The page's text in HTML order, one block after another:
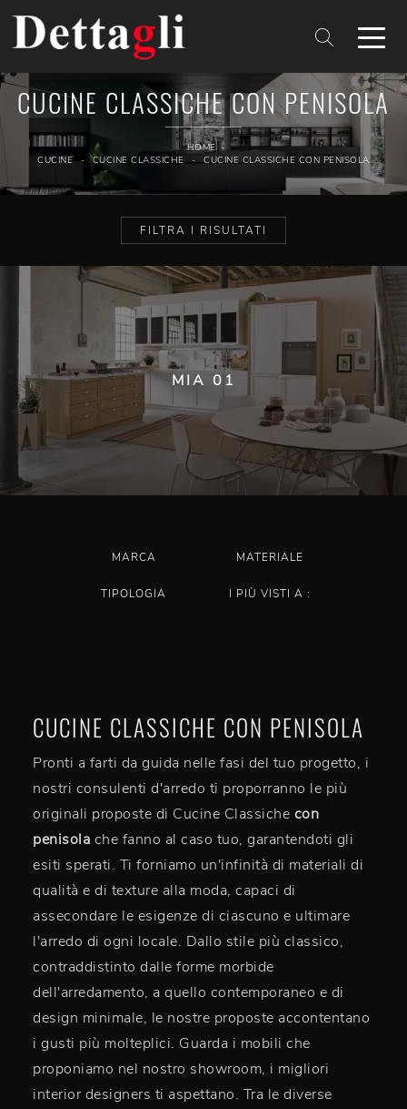
CUCINE CLASSICHE CON PENISOLA
HOME -
CUCINE
- CUCINE CLASSICHE - CUCINE CLASSICHE CON PENISOLA
FILTRA I RISULTATI
MIA 01
MARCA MATERIALE
TIPOLOGIA I PIÙ VISTI A :
CUCINE CLASSICHE CON PENISOLA
Pronti a farti da guida nelle fasi del tuo progetto, i
nostri consulenti d'arredo ti proporranno le più
originali proposte di Cucine Classiche con
penisola che fanno al caso tuo, garantendoti gli
esiti sperati. Ti forniamo un'infinità di materiali di
qualità e di texture alla moda, capaci di
assecondare le esigenze di ciascuno e ultimare
l'arredo di ogni locale. Dallo stile più classico,
contraddistinto dalle forme morbide
dell'arredamento, a quello contemporaneo e di
design minimale, le nostre proposte accontentano
i gusti più molteplici. Guarda i mobili che
proponiamo nel nostro showroom, i migliori
interior designers ti aspettano. Tra le diverse